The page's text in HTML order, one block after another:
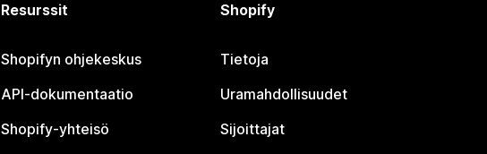
Resurssit
Shopifyn ohjekeskus
API-dokumentaatio
Shopify-yhteisö
Shopify
Tietoja
Uramahdollisuudet
Sijoittajat